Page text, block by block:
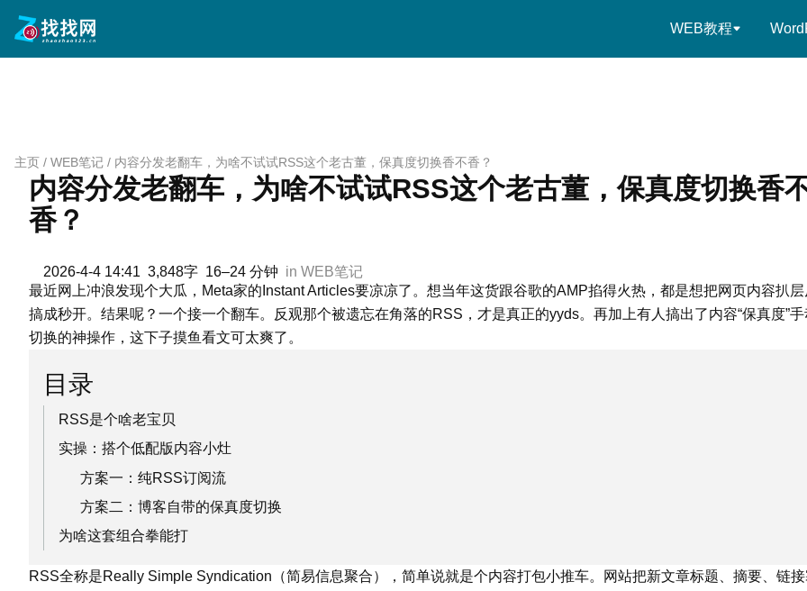
内
WEB教程
主页 / WEB笔记 / 内容分发老翻车，为啥不试试RSS这个老古董，保真度切换香不香？
内容分发老翻车，为啥不试试RSS这个老古董，保真度切换香
香？
2026-4-4 14:41 3,848字 16–24 分钟 in WEB笔记
最近网上冲浪发现个大瓜，Meta家的Instant Articles要凉凉了。想当年这货跟谷歌的AMP掐得火热，都是想把网页内容扒层
搞成秒开。结果呢？一个接一个翻车。反观那个被遗忘在角落的RSS，才是真正的yyds。再加上有人搞出了内容“保真度”手
切换的神操作，这下子摸鱼看文可太爽了。
目录
RSS是个啥老宝贝
实操：搭个低配版内容小灶
方案一：纯RSS订阅流
方案二：博客自带的保真度切换
为啥这套组合拳能打
RSS全称是Really Simple Syndication（简易信息聚合），简单说就是个内容打包小推车。网站把新文章标题、摘要、链